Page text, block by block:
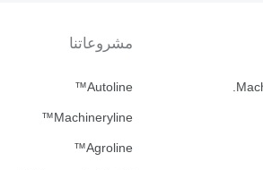
مشروعاتنا
Autoline™
Machineryline™
Agroline™